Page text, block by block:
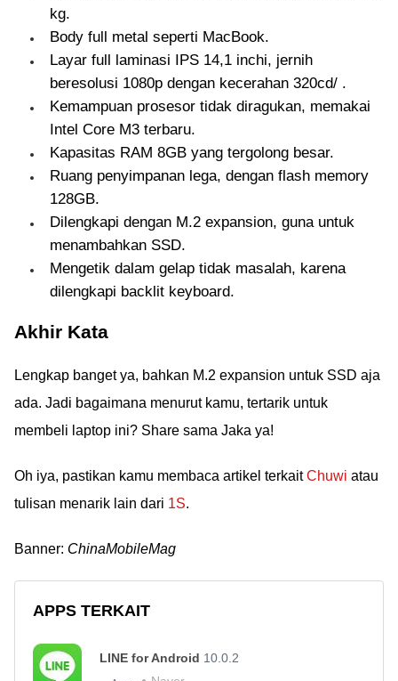
kg.
Body full metal seperti MacBook.
Layar full laminasi IPS 14,1 inchi, jernih
beresolusi 1080p dengan kecerahan 320cd/ .
Kemampuan prosesor tidak diragukan, memakai
Intel Core M3 terbaru.
Kapasitas RAM 8GB yang tergolong besar.
Ruang penyimpanan lega, dengan flash memory
128GB.
Dilengkapi dengan M.2 expansion, guna untuk
menambahkan SSD.
Mengetik dalam gelap tidak masalah, karena
dilengkapi backlit keyboard.
Akhir Kata
Lengkap banget ya, bahkan M.2 expansion untuk SSD aja
ada. Jadi bagaimana menurut kamu, tertarik untuk
membeli laptop ini? Share sama Jaka ya!
Oh iya, pastikan kamu membaca artikel terkaitChuwi atau
tulisan menarik lain dari 1S.
Banner: ChinaMobileMag
APPS TERKAIT
LINE for Android 10.0.2